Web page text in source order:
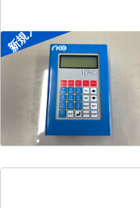
新規入荷
ポータブル入出力装置
メーカー
菱電工機エンジニアリ
ング
式 IF-R